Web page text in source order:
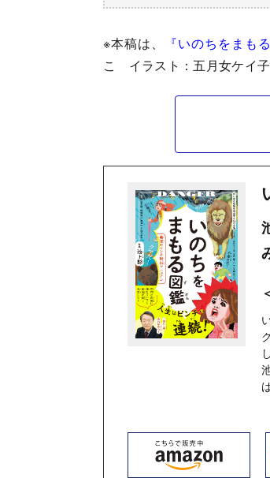
※本稿は、 『いのちをまも
こ イラスト：五月女ケイ